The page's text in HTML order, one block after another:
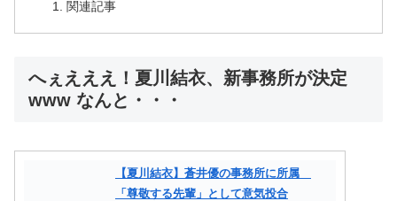
関連記事
へぇえええ！夏川結衣、新事務所が決定
www なんと・・・
【夏川結衣】蒼井優の事務所に所属
「尊敬する先輩」として意気投合